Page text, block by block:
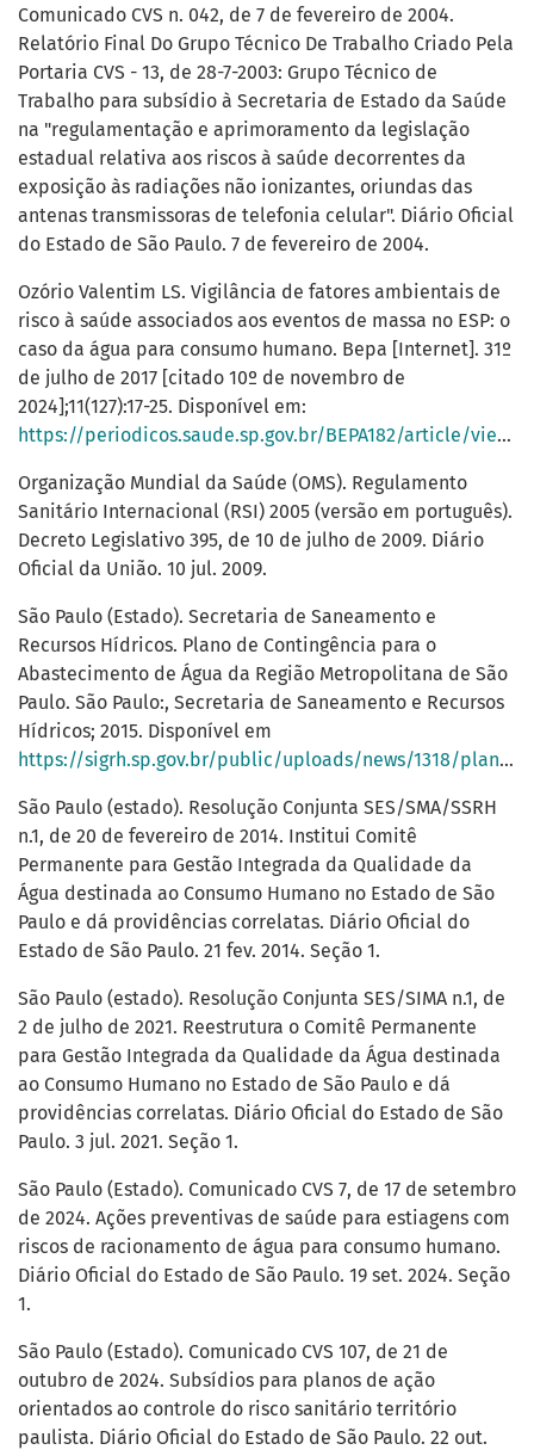
Comunicado CVS n. 042, de 7 de fevereiro de 2004.
Relatório Final Do Grupo Técnico De Trabalho Criado Pela
Portaria CVS - 13, de 28-7-2003: Grupo Técnico de
Trabalho para subsídio à Secretaria de Estado da Saúde
na "regulamentação e aprimoramento da legislação
estadual relativa aos riscos à saúde decorrentes da
exposição às radiações não ionizantes, oriundas das
antenas transmissoras de telefonia celular". Diário Oficial
do Estado de São Paulo. 7 de fevereiro de 2004.
Ozório Valentim LS. Vigilância de fatores ambientais de
risco à saúde associados aos eventos de massa no ESP: o
caso da água para consumo humano. Bepa [Internet]. 31º
de julho de 2017 [citado 10º de novembro de
2024];11(127):17-25. Disponível em:
https://periodicos.saude.sp.gov.br/BEPA182/article/view/38215
Organização Mundial da Saúde (OMS). Regulamento
Sanitário Internacional (RSI) 2005 (versão em português).
Decreto Legislativo 395, de 10 de julho de 2009. Diário
Oficial da União. 10 jul. 2009.
São Paulo (Estado). Secretaria de Saneamento e
Recursos Hídricos. Plano de Contingência para o
Abastecimento de Água da Região Metropolitana de São
Paulo. São Paulo:, Secretaria de Saneamento e Recursos
Hídricos; 2015. Disponível em
https://sigrh.sp.gov.br/public/uploads/news/1318/planodecontingencia.pdf
São Paulo (estado). Resolução Conjunta SES/SMA/SSRH
n.1, de 20 de fevereiro de 2014. Institui Comitê
Permanente para Gestão Integrada da Qualidade da
Água destinada ao Consumo Humano no Estado de São
Paulo e dá providências correlatas. Diário Oficial do
Estado de São Paulo. 21 fev. 2014. Seção 1.
São Paulo (estado). Resolução Conjunta SES/SIMA n.1, de
2 de julho de 2021. Reestrutura o Comitê Permanente
para Gestão Integrada da Qualidade da Água destinada
ao Consumo Humano no Estado de São Paulo e dá
providências correlatas. Diário Oficial do Estado de São
Paulo. 3 jul. 2021. Seção 1.
São Paulo (Estado). Comunicado CVS 7, de 17 de setembro
de 2024. Ações preventivas de saúde para estiagens com
riscos de racionamento de água para consumo humano.
Diário Oficial do Estado de São Paulo. 19 set. 2024. Seção
1.
São Paulo (Estado). Comunicado CVS 107, de 21 de
outubro de 2024. Subsídios para planos de ação
orientados ao controle do risco sanitário território
paulista. Diário Oficial do Estado de São Paulo. 22 out.